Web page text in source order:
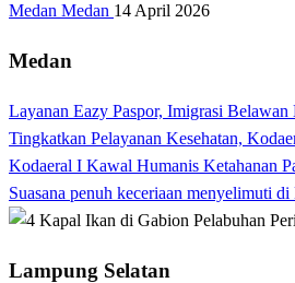
Medan Medan 14 April 2026
Medan
Layanan Eazy Paspor, Imigrasi
Tingkatkan Pelayanan Kesehatan,
Kodaeral I Kawal Humanis Ketahanan
Suasana penuh keceriaan menyelimuti
Lampung Selatan